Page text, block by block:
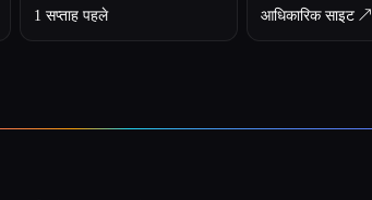
1 सप्ताह पहले आधिकारिक साइट ↗︎